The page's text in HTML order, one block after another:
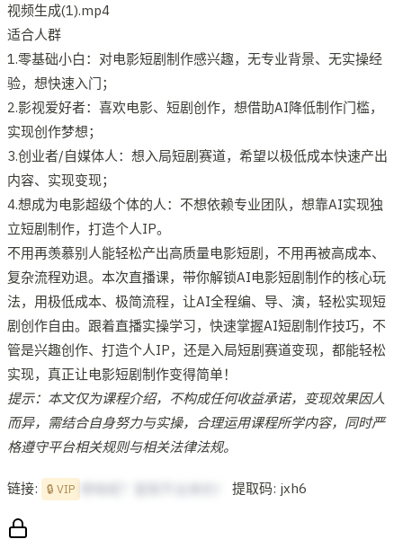
视频生成(1).mp4
适合人群
1.零基础小白：对电影短剧制作感兴趣，无专业背景、无实操经
验，想快速入门；
2.影视爱好者：喜欢电影、短剧创作，想借助AI降低制作门槛，
实现创作梦想；
3.创业者/自媒体人：想入局短剧赛道，希望以极低成本快速产出
内容、实现变现；
4.想成为电影超级个体的人：不想依赖专业团队，想靠AI实现独
立短剧制作，打造个人IP。
不用再羡慕别人能轻松产出高质量电影短剧，不用再被高成本、
复杂流程劝退。本次直播课，带你解锁AI电影短剧制作的核心玩
法，用极低成本、极简流程，让AI全程编、导、演，轻松实现短
剧创作自由。跟着直播实操学习，快速掌握AI短剧制作技巧，不
管是兴趣创作、打造个人IP，还是入局短剧赛道变现，都能轻松
实现，真正让电影短剧制作变得简单！
提示：本文仅为课程介绍，不构成任何收益承诺，变现效果因人
而异，需结合自身努力与实操，合理运用课程所学内容，同时严
格遵守平台相关规则与相关法律法规。
链接: 🔒 VIP 提取码: jxh6